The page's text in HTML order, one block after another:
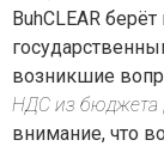
BuhCLEAR
возникшие
НДС из бюджета
внимание, что